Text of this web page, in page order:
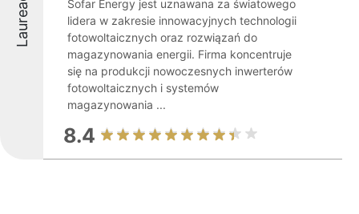
Laureaci
Sofar Energy jest uznawana za światowego
lidera w zakresie innowacyjnych technologii
fotowoltaicznych oraz rozwiązań do
magazynowania energii. Firma koncentruje
się na produkcji nowoczesnych inwerterów
fotowoltaicznych i systemów
magazynowania ...
8.4